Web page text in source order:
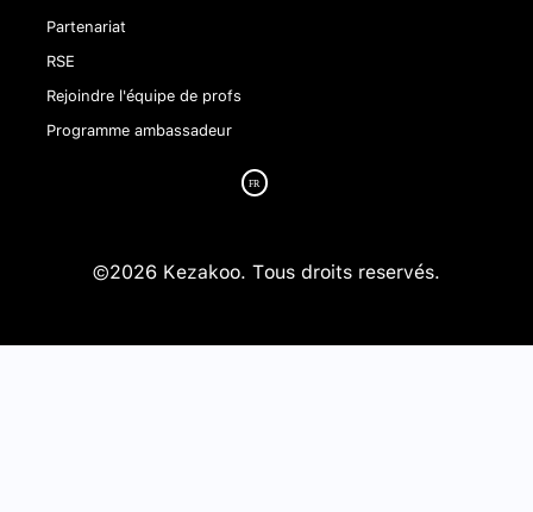
Partenariat
RSE
Rejoindre l'équipe de profs
Programme ambassadeur
©2026 Kezakoo. Tous droits reservés.